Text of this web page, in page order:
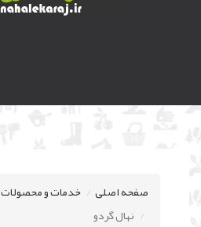
صفحه اصلی خدمات و محصولات
نهال گردو